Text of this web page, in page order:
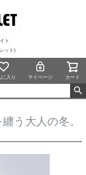
ト
ット)
に入り マイページ カート
う大人の冬。